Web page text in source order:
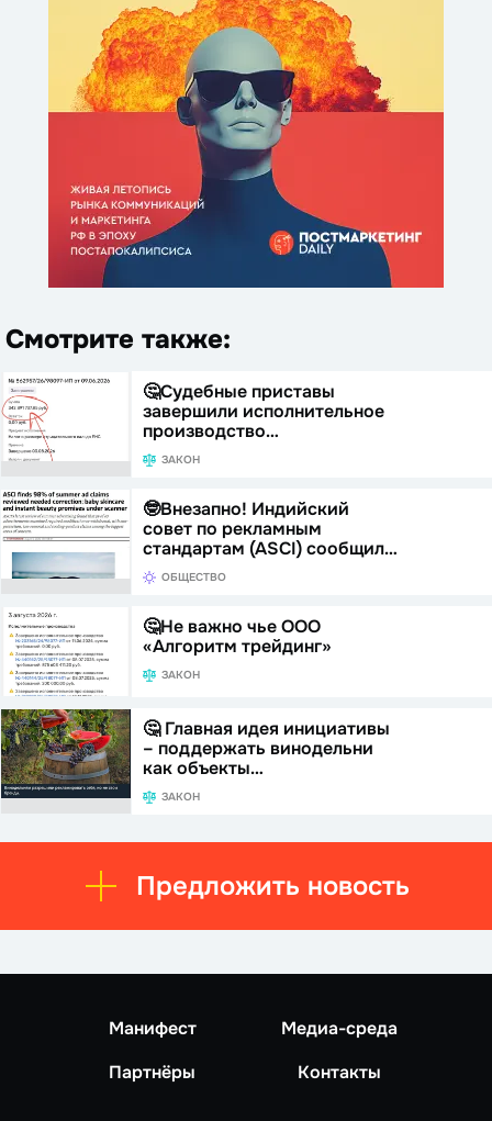
Смотрите также:
🤔Судебные приставы
завершили исполнительное
производство…
ЗАКОН
🤓Внезапно! Индийский
совет по рекламным
стандартам (ASCI) сообщил…
ОБЩЕСТВО
🤔Не важно чье ООО
«Алгоритм трейдинг»
ЗАКОН
🤔 Главная идея инициативы
– поддержать винодельни
как объекты…
ЗАКОН
Предложить новость
Манифест
Медиа-среда
Партнёры
Контакты